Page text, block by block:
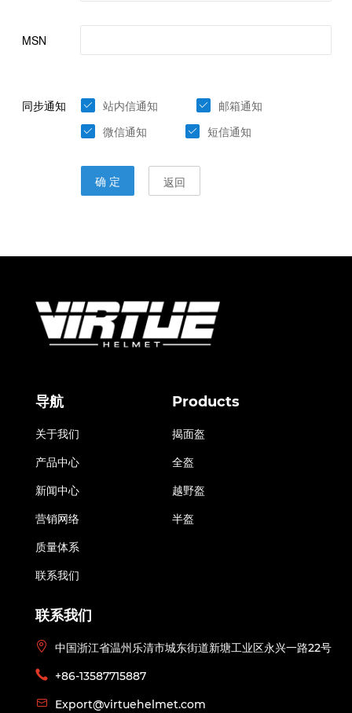
导航
关于我们
产品中心
新闻中心
营销网络
质量体系
联系我们
Products
揭面盔
全盔
越野盔
半盔
联系我们
中国浙江省温州乐清市城东街道新塘工业区永兴一路22号
+86-13587715887
Export@virtuehelmet.com